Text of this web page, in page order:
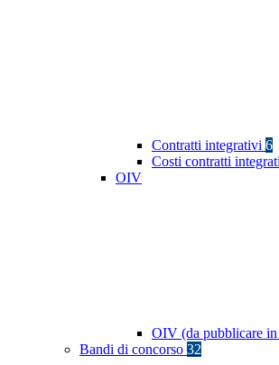
Contratti integrativi 6
Costi contratti
OIV
OIV (da pubblicare in
Bandi di concorso 32